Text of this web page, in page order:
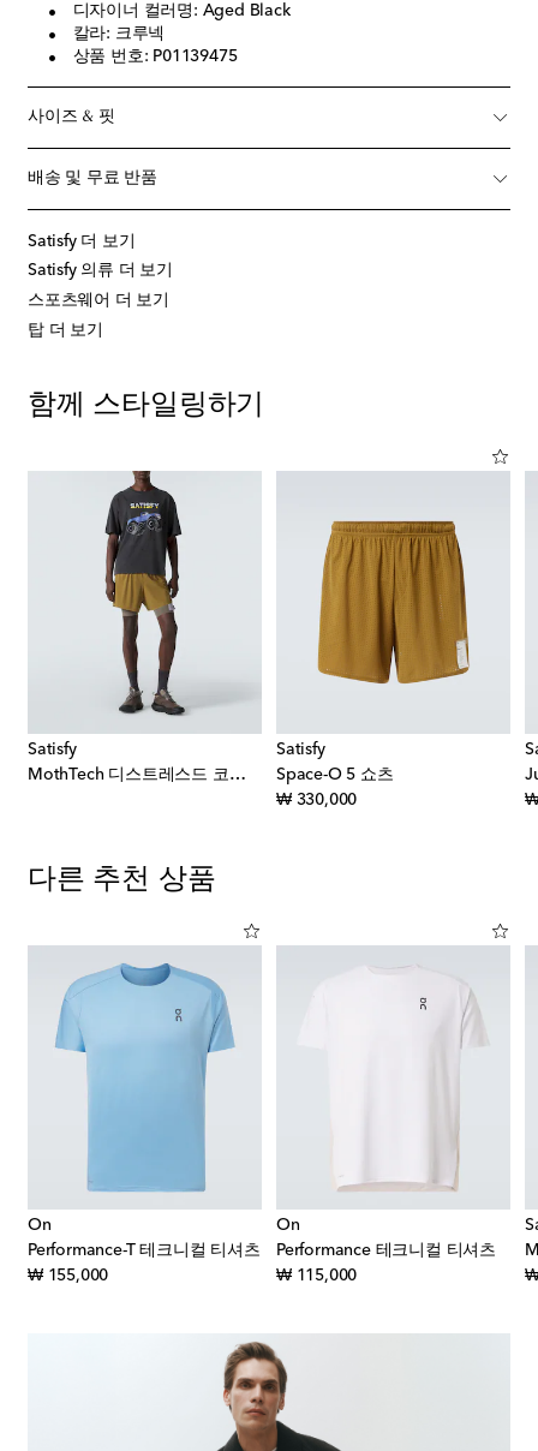
디자이너 컬러명: Aged Black
칼라: 크루넥
상품 번호: P01139475
사이즈 & 핏
배송 및 무료 반품
Satisfy 더 보기
Satisfy 의류 더 보기
스포츠웨어 더 보기
탑 더 보기
함께 스타일링하기
Satisfy
MothTech 디스트레스드 코튼 저지 티셔츠
Satisfy
Space-O 5 쇼츠
₩ 330,000original price ₩
다른 추천 상품
On
Performance-T 테크니컬 티셔츠
₩ 155,000original price
On
Performance 테크니컬 티셔츠
₩ 115,000original price ₩